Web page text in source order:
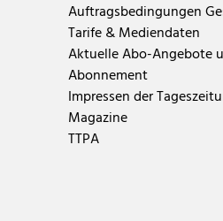
Auftragsbedingungen
Tarife & Mediendaten
Aktuelle Abo-Angebote
Abonnement
Impressen der
Magazine
TTPA